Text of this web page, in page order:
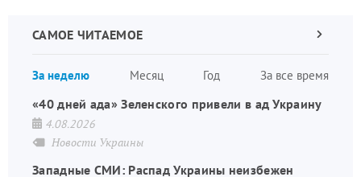
САМОЕ ЧИТАЕМОЕ
За неделю Месяц Год За все время
Следующая
«40 дней ада» Зеленского привели в ад Украину
4.08.2026
Новости Украины
Западные СМИ: Распад Украины неизбежен